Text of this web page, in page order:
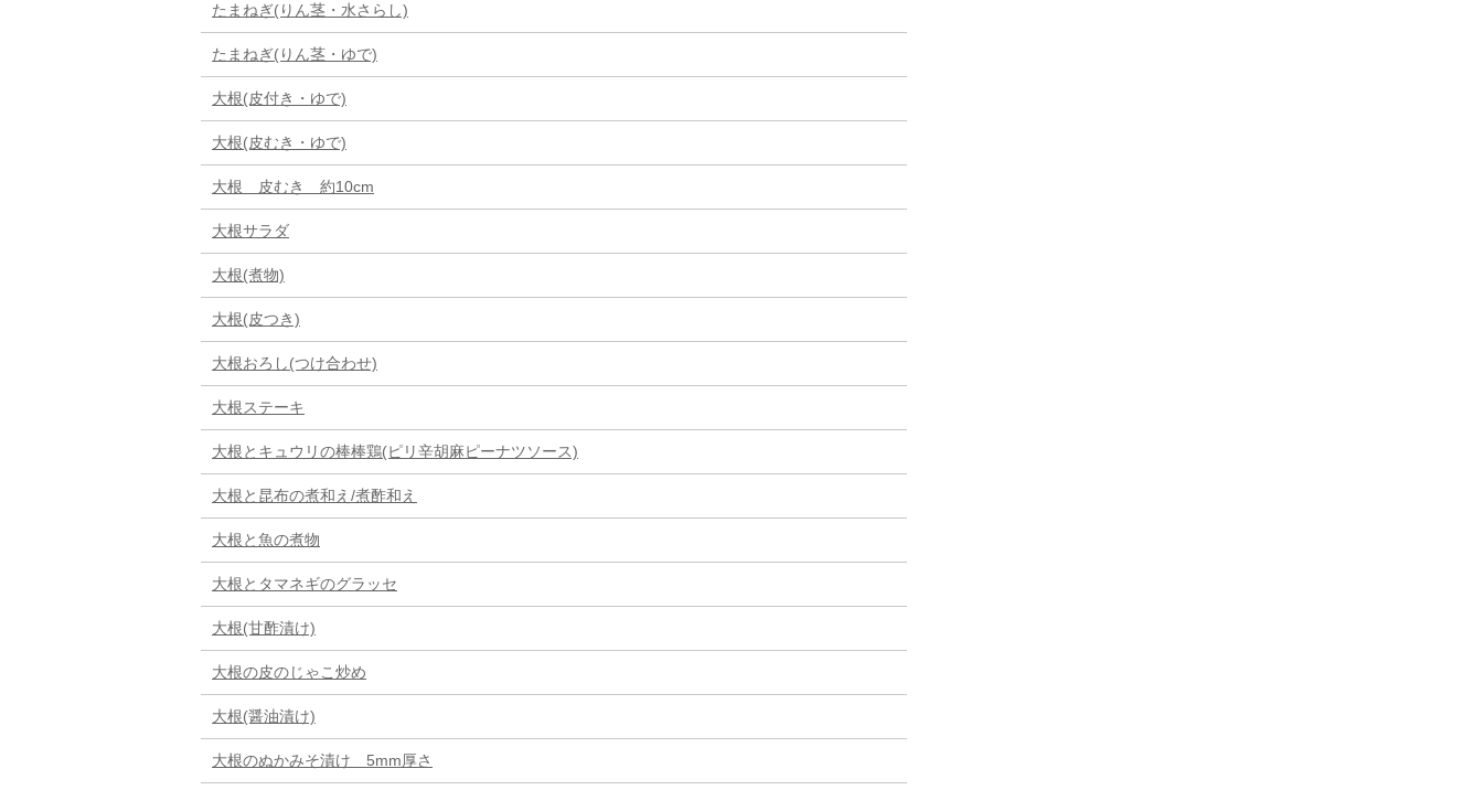
たまねぎ(りん茎・水さらし)
たまねぎ(りん茎・ゆで)
大根(皮付き・ゆで)
大根(皮むき・ゆで)
大根 皮むき 約10cm
大根サラダ
大根(煮物)
大根(皮つき)
大根おろし(つけ合わせ)
大根ステーキ
大根とキュウリの棒棒鶏(ピリ辛胡麻ピーナツソース)
大根と昆布の煮和え/煮酢和え
大根と魚の煮物
大根とタマネギのグラッセ
大根(甘酢漬け)
大根の皮のじゃこ炒め
大根(醤油漬け)
大根のぬかみそ漬け 5mm厚さ